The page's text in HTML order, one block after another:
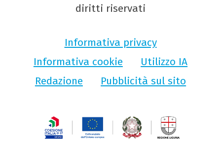
diritti riservati
Informativa privacy
Informativa cookie
Utilizzo IA
Redazione
Pubblicità sul sito